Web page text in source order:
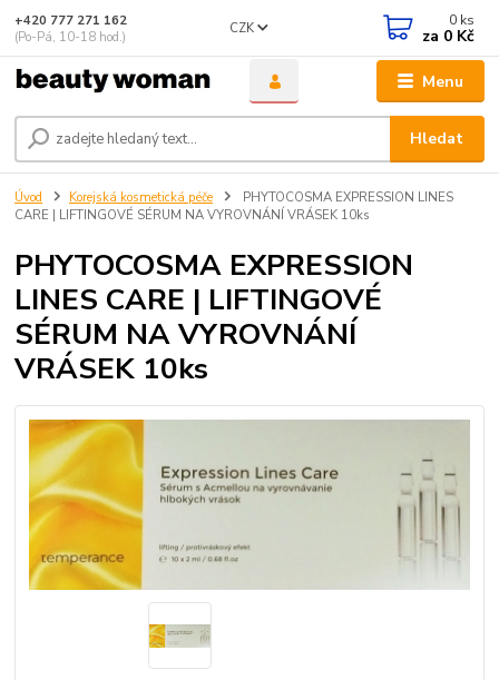
Menu
CZK
Hledat
+420 777 271 162
(Po-Pá, 10-18 hod.)
0 ks
za 0 Kč
Úvod Korejská kosmetická péče
PHYTOCOSMA EXPRESSION LINES
CARE | LIFTINGOVÉ SÉRUM NA VYROVNÁNÍ VRÁSEK 10ks
PHYTOCOSMA EXPRESSION
LINES CARE | LIFTINGOVÉ
SÉRUM NA VYROVNÁNÍ
VRÁSEK 10ks